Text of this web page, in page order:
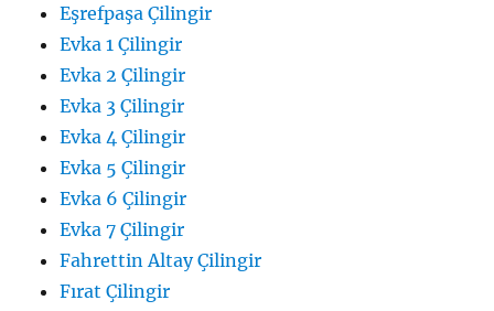
Eşrefpaşa Çilingir
Evka 1 Çilingir
Evka 2 Çilingir
Evka 3 Çilingir
Evka 4 Çilingir
Evka 5 Çilingir
Evka 6 Çilingir
Evka 7 Çilingir
Fahrettin Altay Çilingir
Fırat Çilingir